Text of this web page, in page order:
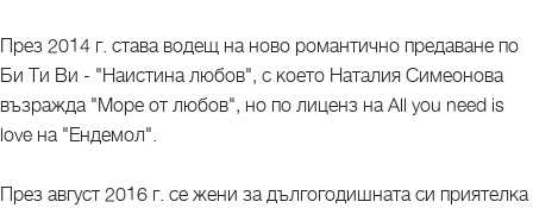
През 2014 г. става водещ на ново романтично предаване по
Би Ти Ви - "Наистина любов", с което Наталия Симеонова
възражда "Море от любов", но по лиценз на All you need is
love на "Ендемол".
През август 2016 г. се жени за дългогодишната си приятелка